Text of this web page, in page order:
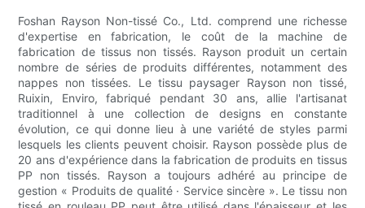
Foshan Rayson Non-tissé Co., Ltd. comprend une richesse
d'expertise en fabrication, le coût de la machine de
fabrication de tissus non tissés. Rayson produit un certain
nombre de séries de produits différentes, notamment des
nappes non tissées. Le tissu paysager Rayson non tissé,
Ruixin, Enviro, fabriqué pendant 30 ans, allie l'artisanat
traditionnel à une collection de designs en constante
évolution, ce qui donne lieu à une variété de styles parmi
lesquels les clients peuvent choisir. Rayson possède plus de
20 ans d'expérience dans la fabrication de produits en tissus
PP non tissés. Rayson a toujours adhéré au principe de
gestion « Produits de qualité · Service sincère ». Le tissu non